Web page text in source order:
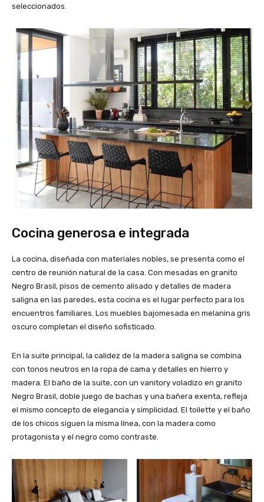
seleccionados.
Cocina generosa e integrada
La cocina, diseñada con materiales nobles, se presenta como el
centro de reunión natural de la casa. Con mesadas en granito
Negro Brasil, pisos de cemento alisado y detalles de madera
saligna en las paredes, esta cocina es el lugar perfecto para los
encuentros familiares. Los muebles bajomesada en melanina gris
oscuro completan el diseño sofisticado.
En la suite principal, la calidez de la madera saligna se combina
con tonos neutros en la ropa de cama y detalles en hierro y
madera. El baño de la suite, con un vanitory voladizo en granito
Negro Brasil, doble juego de bachas y una bañera exenta, refleja
el mismo concepto de elegancia y simplicidad. El toilette y el baño
de los chicos siguen la misma línea, con la madera como
protagonista y el negro como contraste.